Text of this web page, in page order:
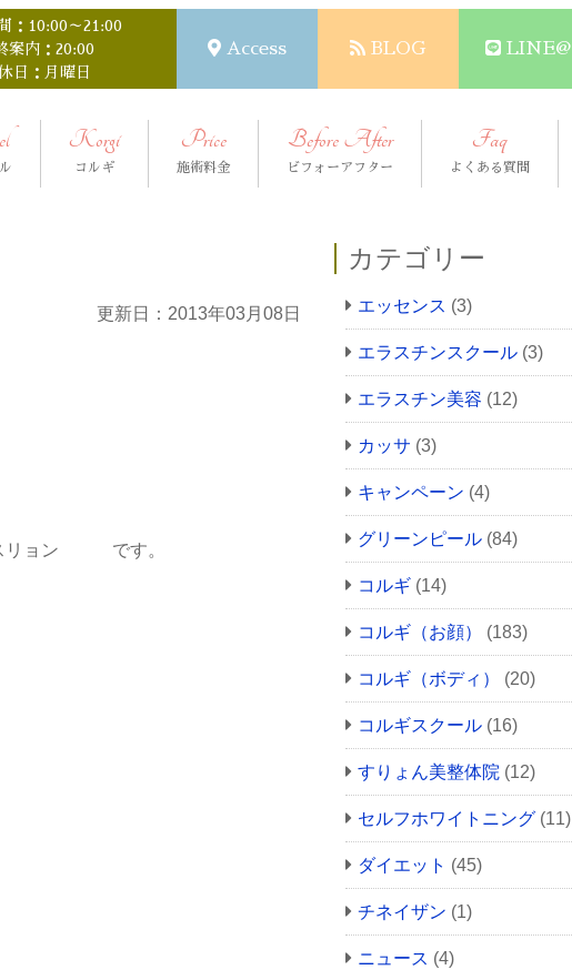
：10:00～21:00
案内：20:00
日：月曜日
Access BLOG LINE@
Korgi
コルギ
Price
施術料金
Before After
ビフォーアフター
Faq
よくある質問
更新日：2013年03月08日
リョン です。
カテゴリー
エッセンス (3)
エラスチンスクール (3)
エラスチン美容 (12)
カッサ (3)
キャンペーン (4)
グリーンピール (84)
コルギ (14)
コルギ（お顔） (183)
コルギ（ボディ） (20)
コルギスクール (16)
すりょん美整体院 (12)
セルフホワイトニング (11)
ダイエット (45)
チネイザン (1)
ニュース (4)